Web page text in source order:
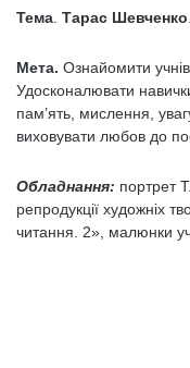
Тема Тарас Шевченко
Мета. Ознайомити
Удосконалювати
пам’ять, мислення,
виховувати любов до
Обладнання: портрет
репродукції художніх
читання. 2», малюнки